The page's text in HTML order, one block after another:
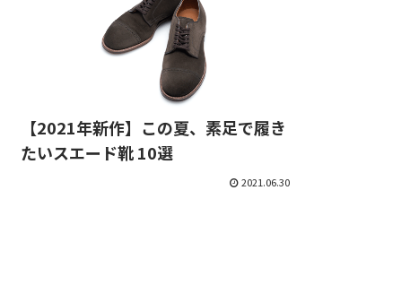
【2021年新作】この夏、素足で履き
たいスエード靴 10選
2021.06.30